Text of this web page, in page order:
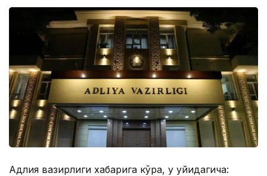
Адлия вазирлиги хабарига кўра, у қуйидагича: